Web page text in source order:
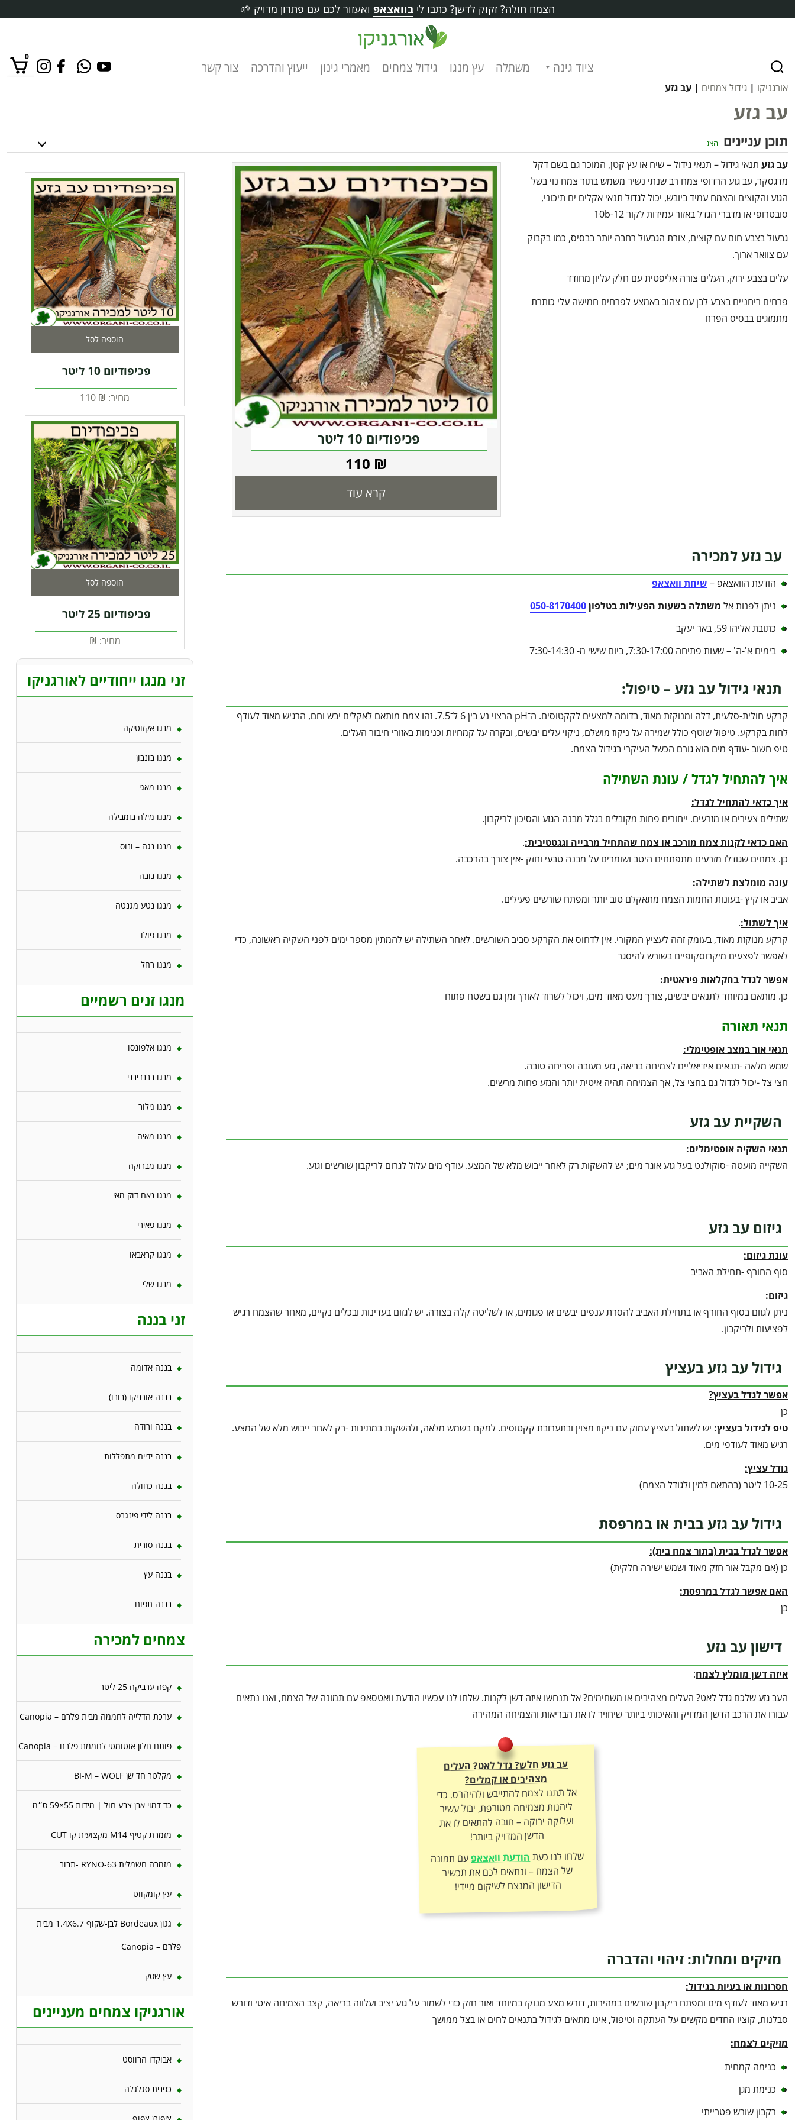
הצמח חולה? זקוק לדשן? כתבו לי בוואצאפ ואעזור לכם עם פתרון מדויק 🌱
ציוד גינה משתלה עץ מנגו גידול צמחים מאמרי גינון ייעוץ והדרכה צור קשר
0
אורגניקו | גידול צמחים | עב גזע
עב גזע
תוכן עניינים הצג
פכיפודיום 10 ליטר
110 ₪
קרא עוד
עב גזע תנאי גידול – תנאי גידול – שיח או עץ קטן, המוכר גם בשם דקל
מדגסקר, עב גזע הרדופי צמח רב שנתי נשיר משמש בתור צמח נוי בשל
הגזע והקוצים והצמח עמיד ביובש, יכול לגדול תנאי אקלים ים תיכוני,
סובטרופי או מדברי הגדל באזור עמידות לקור 10b-12
גבעול בצבע חום עם קוצים, צורת הגבעול רחבה יותר בבסיס, כמו בקבוק
עם צוואר ארוך.
עלים בצבע ירוק, העלים צורה אליפטית עם חלק עליון מחודד
פרחים ריחניים בצבע לבן עם צהוב באמצע לפרחים חמישה עלי כותרת
מתמזגים בבסיס הפרח
עב גזע למכירה
הודעת הוואצאפ – שיחת וואצאפ
ניתן לפנות אל משתלה בשעות הפעילות בטלפון050-8170400
כתובת אליהו 59, באר יעקב
בימים א'-ה' – שעות פתיחה 7:30-17:00, ביום שישי מ- 7:30-14:30
תנאי גידול עב גזע – טיפול:
קרקע חולית-סלעית, דלה ומנוקזת מאוד, בדומה למצעים לקקטוסים. ה־pH הרצוי נע בין 6 ל־7.5. זהו צמח מותאם לאקלים יבש וחם, הרגיש מאוד לעודף
לחות בקרקע. טיפול שוטף כולל שמירה על ניקוז מושלם, ניקוי עלים יבשים, ובקרה על קמחיות וכנימות באזורי חיבור העלים.
טיפ חשוב -עודף מים הוא גורם הכשל העיקרי בגידול הצמח.
איך להתחיל לגדל / עונת השתילה
איך כדאי להתחיל לגדל:
שתילים צעירים או מזרעים. ייחורים פחות מקובלים בגלל מבנה הגזע והסיכון לריקבון.
האם כדאי לקנות צמח מורכב או צמח שהתחיל מרבייה וגגטטיבית:.
כן. צמחים שגודלו מזרעים מתפתחים היטב ושומרים על מבנה טבעי וחזק -אין צורך בהרכבה.
עונה מומלצת לשתילה:
אביב או קיץ -בעונות החמות הצמח מתאקלם טוב יותר ומפתח שורשים פעילים.
איך לשתול:.
קרקע מנוקזת מאוד, בעומק זהה לעציץ המקורי. אין לדחוס את הקרקע סביב השורשים. לאחר השתילה יש להמתין מספר ימים לפני השקיה ראשונה, כדי
לאפשר לפצעים מיקרוסקופיים בשורש להיסגר
אפשר לגדל בחקלאות פיראטית:
כן. מותאם במיוחד לתנאים יבשים, צורך מעט מאוד מים, ויכול לשרוד לאורך זמן גם בשטח פתוח
תנאי תאורה
תנאי אור במצב אופטימלי:
שמש מלאה -תנאים אידיאליים לצמיחה בריאה, גזע מעובה ופריחה טובה.
חצי צל -יכול לגדול גם בחצי צל, אך הצמיחה תהיה איטית יותר והגזע פחות מרשים.
השקיית עב גזע
תנאי השקיה אופטימלים:
השקייה מועטה -סוקולנט בעל גזע אוגר מים; יש להשקות רק לאחר ייבוש מלא של המצע. עודף מים עלול לגרום לריקבון שורשים וגזע.
גיזום עב גזע
עונת גיזום:
סוף החורף -תחילת האביב
גיזום:
ניתן לגזום בסוף החורף או בתחילת האביב להסרת ענפים יבשים או פגומים, או לשליטה קלה בצורה. יש לגזום בעדינות ובכלים נקיים, מאחר שהצמח רגיש
לפציעות ולריקבון.
גידול עב גזע בעציץ
אפשר לגדל בעציץ?
כן
טיפ לגידול בעציץ: יש לשתול בעציץ עמוק עם ניקוז מצוין ובתערובת קקטוסים. למקם בשמש מלאה, ולהשקות במתינות -רק לאחר ייבוש מלא של המצע.
רגיש מאוד לעודפי מים.
גודל עציץ:
10-25 ליטר (בהתאם למין ולגודל הצמח)
גידול עב גזע בבית או במרפסת
אפשר לגדל בבית (בתור צמח בית):
כן (אם מקבל אור חזק מאוד ושמש ישירה חלקית)
האם אפשר לגדל במרפסת:
כן
דישון עב גזע
איזה דשן מומלץ לצמח:
העב גזע שלכם גדל לאט? העלים מצהיבים או משחימים? אל תנחשו איזה דשן לקנות. שלחו לנו עכשיו הודעת וואטסאפ עם תמונה של הצמח, ואנו נתאים
עבורו את הרכב הדשן המדויק והאיכותי ביותר שיחזיר לו את הבריאות והצמיחה המהירה
עב גזע חלש? גדל לאט? העלים
מצהיבים או קמלים?
אל תתנו לצמח להתייבש ולהיהרס. כדי
ליהנות מצמיחה מטורפת, יבול עשיר
ועלוקה ירוקה – חובה להתאים לו את
הדשן המדויק ביותר!
שלחו לנו כעתהודעת וואצאפעם תמונה
של הצמח – ונתאים לכם את תכשיר
הדישון המנצח לשיקום מיידי!
מזיקים ומחלות: זיהוי והדברה
חסרונות או בעיות בגידול:
רגיש מאוד לעודף מים ומפתח ריקבון שורשים במהירות, דורש מצע מנוקז במיוחד ואור חזק כדי לשמור על גזע יציב ועלווה בריאה, קצב הצמיחה איטי ודורש
סבלנות, קוציו החדים מקשים על העתקה וטיפול, אינו מתאים לגידול בתנאים לחים או בצל ממושך
מזיקים לצמח:
כנימה קמחית
כנימת מגן
רקבון שורש פטרייתי
הוספה לסל
פכיפודיום 10 ליטר
מחיר: ₪
הוספה לסל
פכיפודיום 25 ליטר
מחיר: ₪
זני מנגו ייחודיים לאורגניקו
מנגו אקזוטיקה
מנגו בונבון
מנגו מאגי
מנגו מילה בומבילה
מנגו נגה – ונוס
מנגו נובה
מנגו נטע מגנטה
מנגו פולו
מנגו רחל
מנגו זנים רשמיים
מנגו אלפונסו
מנגו ברנדיבני
מנגו גילור
מנגו מאיה
מנגו מברוקה
מנגו נאם דוק מאי
מנגו פאירי
מנגו קראבאו
מנגו שלי
זני בננה
בננה אדומה
בננה אורניקו (בורו)
בננה ורודה
בננה ידיים מתפללות
בננה כחולה
בננה לידי פינגרס
בננה סורית
בננה עץ
בננה תפוח
צמחים למכירה
קפה ערביקה 25 ליטר
ערכת הדלייה לחממה מבית פלרם – Canopia
פותח חלון אוטומטי לחממת פלרם – Canopia
מקלטר חד שן BI-M – WOLF
כד דמוי אבן צבע חול | מידות 55×59 ס״מ
מזמרת קטיף M14 מקצועית קו CUT
מזמרה חשמלית RYNO-63 -תבור
עץ קומקווט
גגון Bordeaux לבן-שקוף 1.4X6.7 מבית
פלרם – Canopia
עץ שסק
אורגניקו צמחים מעניינים
אבוקדו הרווסט
כפנית סגלגלה